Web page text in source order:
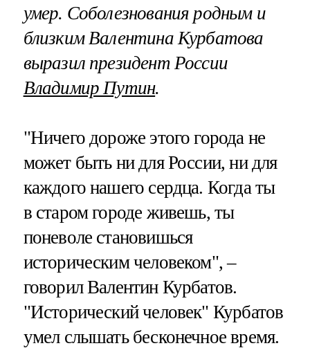
умер. Соболезнования родным и
близким Валентина Курбатова
выразил президент России
Владимир Путин.
"Ничего дороже этого города не
может быть ни для России, ни для
каждого нашего сердца. Когда ты
в старом городе живешь, ты
поневоле становишься
историческим человеком", –
говорил Валентин Курбатов.
"Исторический человек" Курбатов
умел слышать бесконечное время.